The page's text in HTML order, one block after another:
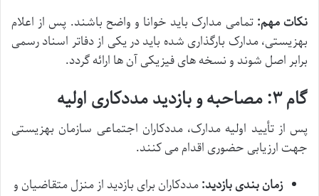
نکات مهم: تمامی مدارک باید خوانا و واضح باشند. پس از اعلام
بهزیستی، مدارک بارگذاری شده باید در یکی از دفاتر اسناد رسمی
برابر اصل شوند و نسخه های فیزیکی آن ها ارائه گردد.
گام ۳: مصاحبه و بازدید مددکاری اولیه
پس از تأیید اولیه مدارک، مددکاران اجتماعی سازمان بهزیستی
جهت ارزیابی حضوری اقدام می کنند.
زمان بندی بازدید:مددکاران برای بازدید از منزل متقاضیان و